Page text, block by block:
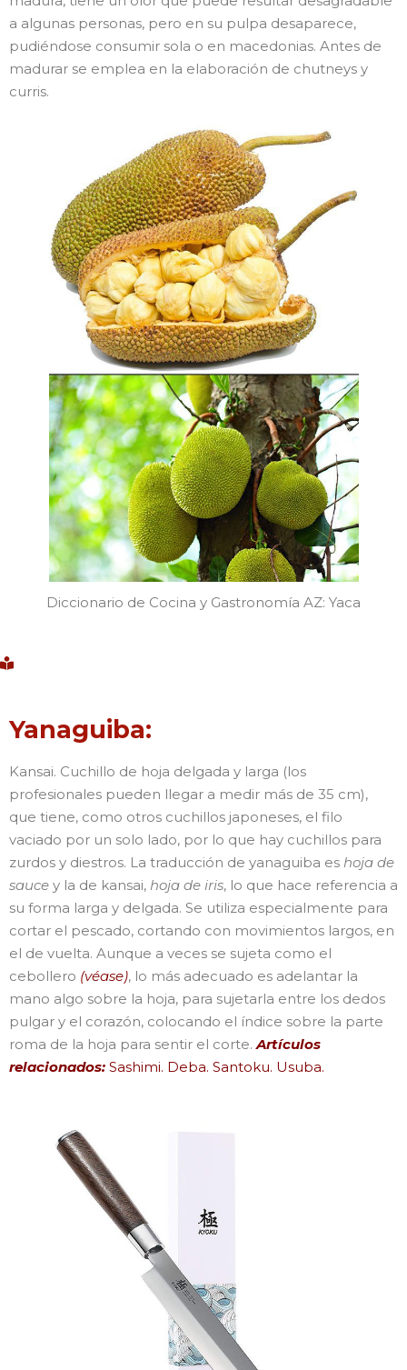
a algunas personas, pero en su pulpa desaparece,
pudiéndose consumir sola o en macedonias. Antes de
madurar se emplea en la elaboración de chutneys y
curris.
Diccionario de Cocina y Gastronomía AZ: Yaca
Yanaguiba:
Kansai. Cuchillo de hoja delgada y larga (los
profesionales pueden llegar a medir más de 35 cm),
que tiene, como otros cuchillos japoneses, el filo
vaciado por un solo lado, por lo que hay cuchillos para
zurdos y diestros. La traducción de yanaguiba es hoja de
sauce y la de kansai, hoja de iris, lo que hace referencia a
su forma larga y delgada. Se utiliza especialmente para
cortar el pescado, cortando con movimientos largos, en
el de vuelta. Aunque a veces se sujeta como el
cebollero (véase), lo más adecuado es adelantar la
mano algo sobre la hoja, para sujetarla entre los dedos
pulgar y el corazón, colocando el índice sobre la parte
roma de la hoja para sentir el corte. Artículos
relacionados: Sashimi. Deba. Santoku. Usuba.